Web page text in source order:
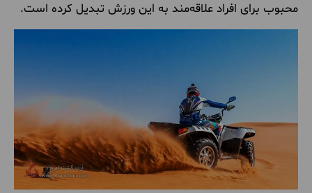
محبوب برای افراد علاقه‌مند به این ورزش تبدیل کرده است.